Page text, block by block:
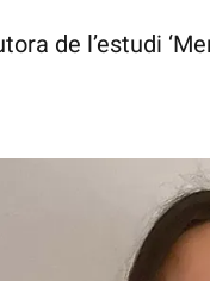
de l’estudi